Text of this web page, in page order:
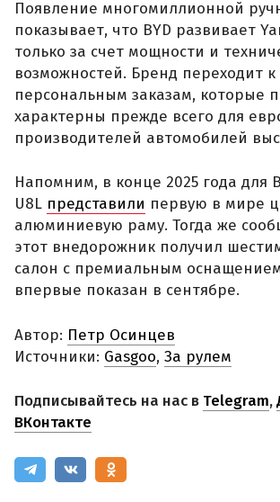
Появление многомиллионной
показывает, что BYD развивает
только за счет мощности и
возможностей. Бренд переходит к
персональным заказам, которые
характерны прежде всего для
производителей автомобилей
Напомним, в конце 2025 года для
U8L представили первую в мире
алюминиевую раму. Тогда же
этот внедорожник получил
салон с премиальным
впервые показан в сентябре.
Автор: Петр Осинцев
Источники: Gasgoo, За рулем
Подписывайтесь на нас в Telegram,
ВКонтакте